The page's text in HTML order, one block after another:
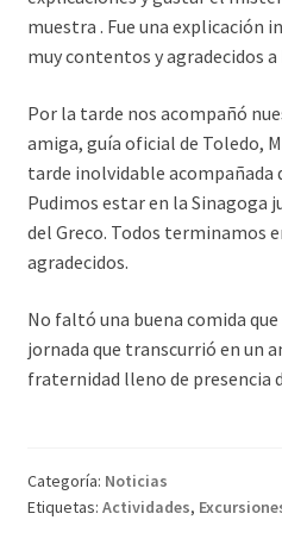
muestra . Fue una explicación
muy contentos y agradecidos a
Por la tarde nos acompañó
amiga, guía oficial de Toledo,
tarde inolvidable acompañada
Pudimos estar en la Sinagoga
del Greco. Todos terminamos
agradecidos.
No faltó una buena comida
jornada que transcurrió en un
fraternidad lleno de presencia
Categoría: Noticias
Etiquetas: Actividades,